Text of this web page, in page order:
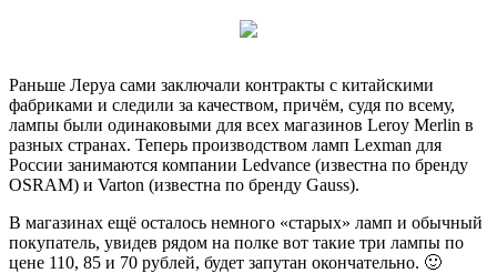
Раньше Леруа сами заключали контракты с китайскими
фабриками и следили за качеством, причём, судя по всему,
лампы были одинаковыми для всех магазинов Leroy Merlin в
разных странах. Теперь производством ламп Lexman для
России занимаются компании Ledvance (известна по бренду
OSRAM) и Varton (известна по бренду Gauss).
В магазинах ещё осталось немного «старых» ламп и обычный
покупатель, увидев рядом на полке вот такие три лампы по
цене 110, 85 и 70 рублей, будет запутан окончательно. 🙂